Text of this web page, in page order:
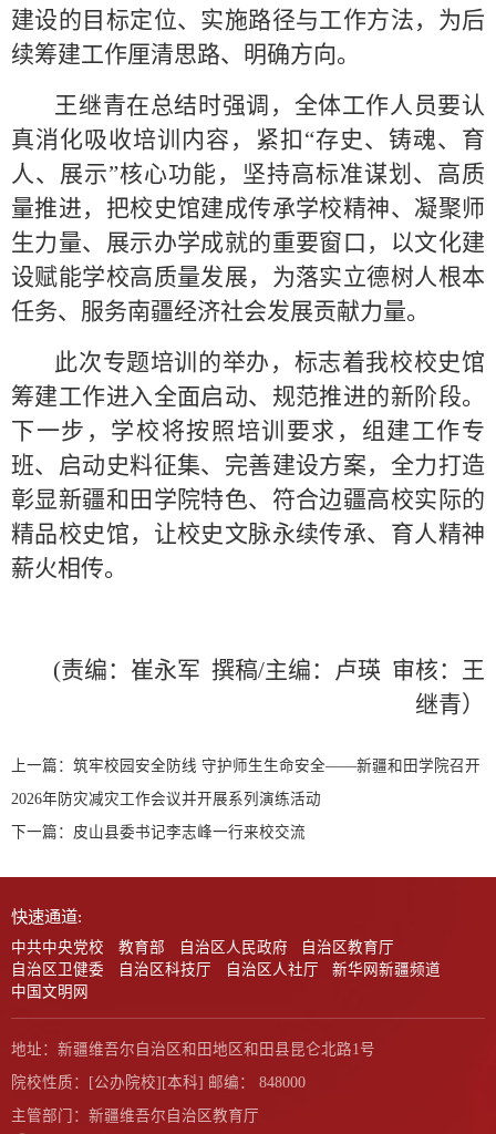
建设的目标定位、实施路径与工作方法，为后
续筹建工作厘清思路、明确方向。
王继青在总结时强调，全体工作人员要认
真消化吸收培训内容，紧扣“存史、铸魂、育
人、展示”核心功能，坚持高标准谋划、高质
量推进，把校史馆建成传承学校精神、凝聚师
生力量、展示办学成就的重要窗口，以文化建
设赋能学校高质量发展，为落实立德树人根本
任务、服务南疆经济社会发展贡献力量。
此次专题培训的举办，标志着我校校史馆
筹建工作进入全面启动、规范推进的新阶段。
下一步，学校将按照培训要求，组建工作专
班、启动史料征集、完善建设方案，全力打造
彰显新疆和田学院特色、符合边疆高校实际的
精品校史馆，让校史文脉永续传承、育人精神
薪火相传。
(责编：崔永军 撰稿/主编：卢瑛 审核：王
继青）
上一篇： 筑牢校园安全防线 守护师生生命安全——新疆和田学院召开
2026年防灾减灾工作会议并开展系列演练活动
下一篇： 皮山县委书记李志峰一行来校交流
快速通道:
中共中央党校 教育部 自治区人民政府
自治区教育厅
自治区卫健委
自治区科技厅 自治区人社厅
新华网新疆频道
中国文明网
地址：新疆维吾尔自治区和田地区和田县昆仑北路1号
院校性质：[公办院校][本科] 邮编： 848000
主管部门：新疆维吾尔自治区教育厅